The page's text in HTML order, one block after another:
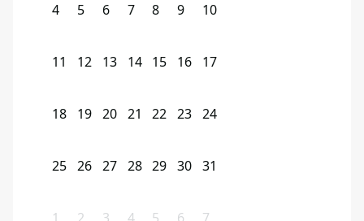
4 5 6 7 8 9 10
11 12 13 14 15 16 17
18 19 20 21 22 23 24
25 26 27 28 29 30 31